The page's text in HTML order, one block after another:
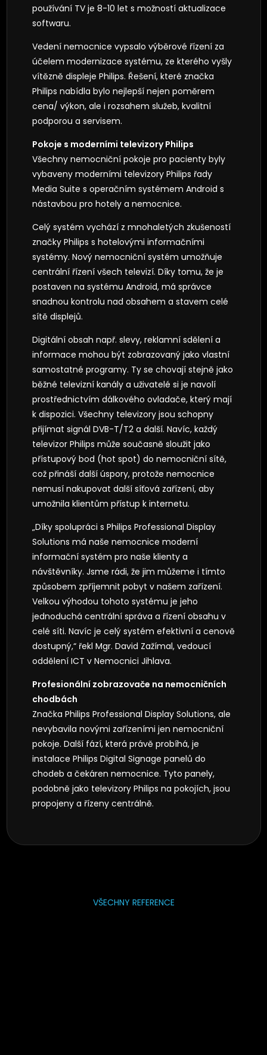
používání TV je 8-10 let s možností aktualizace
softwaru.
Vedení nemocnice vypsalo výběrové řízení za
účelem modernizace systému, ze kterého vyšly
vítězně displeje Philips. Řešení, které značka
Philips nabídla bylo nejlepší nejen poměrem
cena/ výkon, ale i rozsahem služeb, kvalitní
podporou a servisem.
Pokoje s moderními televizory Philips
Všechny nemocniční pokoje pro pacienty byly
vybaveny moderními televizory Philips řady
Media Suite s operačním systémem Android s
nástavbou pro hotely a nemocnice.
Celý systém vychází z mnohaletých zkušeností
značky Philips s hotelovými informačními
systémy. Nový nemocniční systém umožňuje
centrální řízení všech televizí. Díky tomu, že je
postaven na systému Android, má správce
snadnou kontrolu nad obsahem a stavem celé
sítě displejů.
Digitální obsah např. slevy, reklamní sdělení a
informace mohou být zobrazovaný jako vlastní
samostatné programy. Ty se chovají stejně jako
běžné televizní kanály a uživatelé si je navolí
prostřednictvím dálkového ovladače, který mají
k dispozici. Všechny televizory jsou schopny
přijímat signál DVB-T/T2 a další. Navíc, každý
televizor Philips může současně sloužit jako
přístupový bod (hot spot) do nemocniční sítě,
což přináší další úspory, protože nemocnice
nemusí nakupovat další síťová zařízení, aby
umožnila klientům přístup k internetu.
„Díky spolupráci s Philips Professional Display
Solutions má naše nemocnice moderní
informační systém pro naše klienty a
návštěvníky. Jsme rádi, že jim můžeme i tímto
způsobem zpříjemnit pobyt v našem zařízení.
Velkou výhodou tohoto systému je jeho
jednoduchá centrální správa a řízení obsahu v
celé síti. Navíc je celý systém efektivní a cenově
dostupný,“ řekl Mgr. David Zažímal, vedoucí
oddělení ICT v Nemocnici Jihlava.
Profesionální zobrazovače na nemocničních
chodbách
Značka Philips Professional Display Solutions, ale
nevybavila novými zařízeními jen nemocniční
pokoje. Další fází, která právě probíhá, je
instalace Philips Digital Signage panelů do
chodeb a čekáren nemocnice. Tyto panely,
podobně jako televizory Philips na pokojích, jsou
propojeny a řízeny centrálně.
VŠECHNY REFERENCE